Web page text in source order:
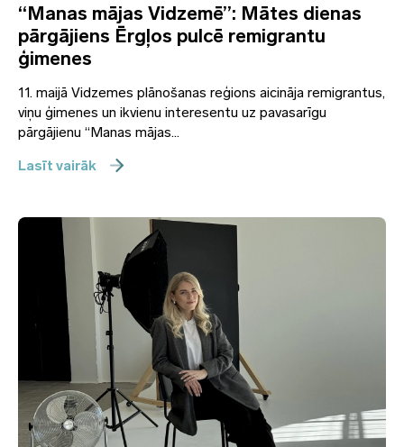
“Manas mājas Vidzemē”: Mātes dienas
pārgājiens Ērgļos pulcē remigrantu
ģimenes
11. maijā Vidzemes plānošanas reģions aicināja remigrantus,
viņu ģimenes un ikvienu interesentu uz pavasarīgu
pārgājienu “Manas mājas...
Lasīt vairāk